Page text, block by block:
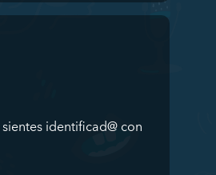
identificad@ con